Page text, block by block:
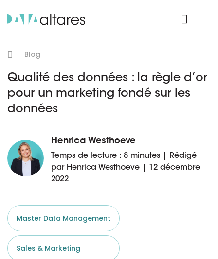
Blog
Qualité des données : la règle d’or
pour un marketing fondé sur les
données
Henrica Westhoeve
Temps de lecture : 8 minutes | Rédigé
par Henrica Westhoeve | 12 décembre
2022
Master Data Management
Sales & Marketing